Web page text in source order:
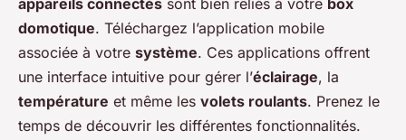
appareils connectés sont bien reliés à votre box
domotique. Téléchargez l’application mobile
associée à votre système. Ces applications offrent
une interface intuitive pour gérer l’éclairage, la
température et même les volets roulants. Prenez le
temps de découvrir les différentes fonctionnalités.